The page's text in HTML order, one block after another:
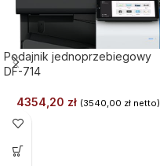
Podajnik jednoprzebiegowy
DF-714
4354,20 zł (3540,00 złnetto)